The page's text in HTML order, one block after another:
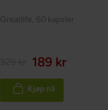
Greatlife 60 kapsler
189 kr
Kjøp nå